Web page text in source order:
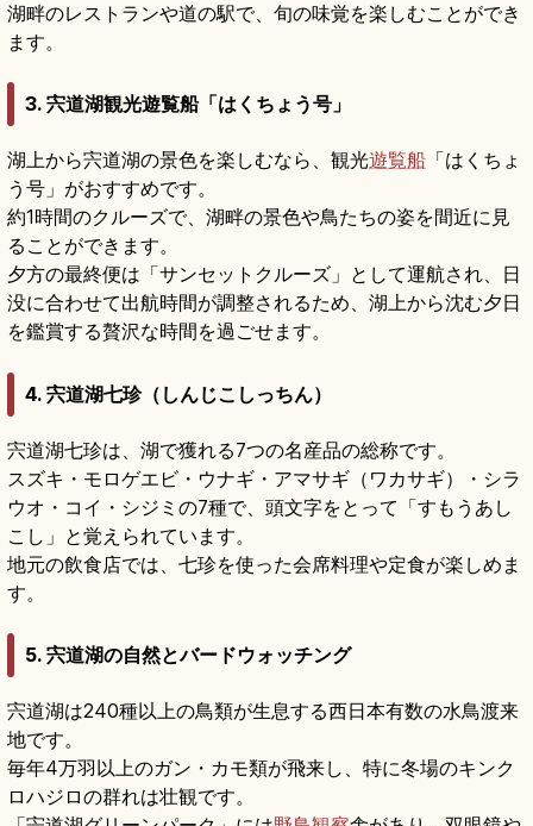
湖畔のレストランや道の駅で、旬の味覚を楽しむことができ
ます。
3. 宍道湖観光遊覧船「はくちょう号」
湖上から宍道湖の景色を楽しむなら、観光遊覧船 「はくちょ
う号」がおすすめです。
約1時間のクルーズで、湖畔の景色や鳥たちの姿を間近に見
ることができます。
夕方の最終便は「サンセットクルーズ」として運航され、日
没に合わせて出航時間が調整されるため、湖上から沈む夕日
を鑑賞する贅沢な時間を過ごせます。
4. 宍道湖七珍（しんじこしっちん）
宍道湖七珍は、湖で獲れる7つの名産品の総称です。
スズキ・モロゲエビ・ウナギ・アマサギ（ワカサギ）・シラ
ウオ・コイ・シジミの7種で、頭文字をとって「すもうあし
こし」と覚えられています。
地元の飲食店では、七珍を使った会席料理や定食が楽しめま
す。
5. 宍道湖の自然とバードウォッチング
宍道湖は240種以上の鳥類が生息する西日本有数の水鳥渡来
地です。
毎年4万羽以上のガン・カモ類が飛来し、特に冬場のキンク
ロハジロの群れは壮観です。